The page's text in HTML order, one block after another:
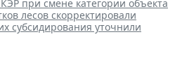
при смене категории объекта
лесов скорректировали
субсидирования уточнили